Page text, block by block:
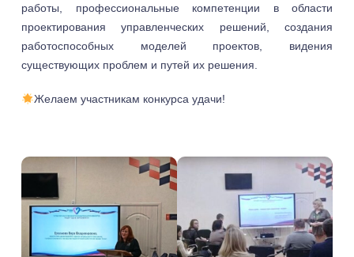
работы, профессиональные компетенции в области
проектирования управленческих решений, создания
работоспособных моделей проектов, видения
существующих проблем и путей их решения.
Желаем участникам конкурса удачи!